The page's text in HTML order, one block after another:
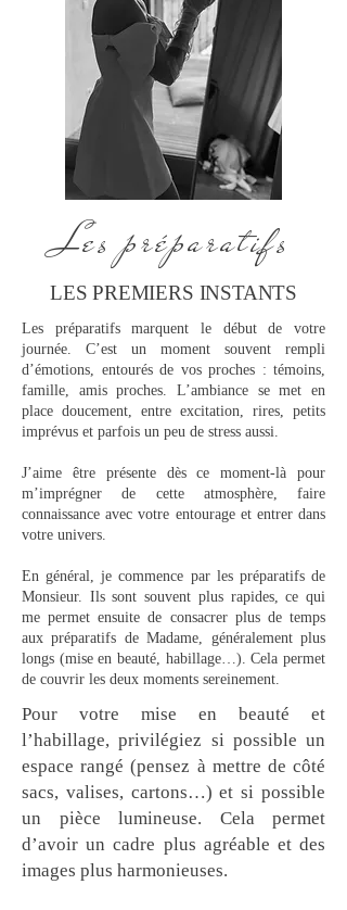
Les préparatifs
LES PREMIERS INSTANTS
Les préparatifs marquent le début de votre
journée. C’est un moment souvent rempli
d’émotions, entourés de vos proches : témoins,
famille, amis proches. L’ambiance se met en
place doucement, entre excitation, rires, petits
imprévus et parfois un peu de stress aussi.
J’aime être présente dès ce moment-là pour
m’imprégner de cette atmosphère, faire
connaissance avec votre entourage et entrer dans
votre univers.
En général, je commence par les préparatifs de
Monsieur. Ils sont souvent plus rapides, ce qui
me permet ensuite de consacrer plus de temps
aux préparatifs de Madame, généralement plus
longs (mise en beauté, habillage…).Cela permet
de couvrir les deux moments sereinement.
Pour votre mise en beauté et
l’habillage, privilégiez si possible un
espace rangé (pensez à mettre de côté
sacs, valises, cartons…) et si possible
un pièce lumineuse. Cela permet
d’avoir un cadre plus agréable et des
images plus harmonieuses.